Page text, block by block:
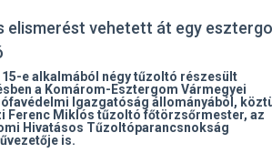
elismerést vehetett át egy
15-e alkalmából négy tűzoltó részesült
a Komárom-Esztergom Vármegyei
Igazgatóság állományából,
Ferenc Miklós tűzoltó főtörzsőrmester, az
Hivatásos Tűzoltóparancsnokság
is.